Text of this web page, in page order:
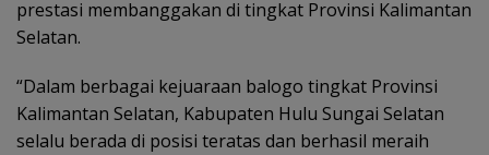
prestasi membanggakan di tingkat Provinsi Kalimantan
Selatan.
“Dalam berbagai kejuaraan balogo tingkat Provinsi
Kalimantan Selatan, Kabupaten Hulu Sungai Selatan
selalu berada di posisi teratas dan berhasil meraih